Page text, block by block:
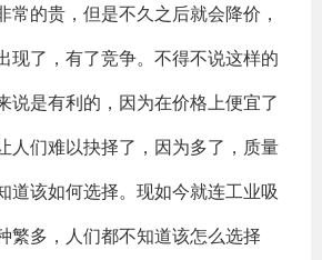
常的贵，但是不久之后就会降价，
现了，有了竞争。不得不说这样的
说是有利的，因为在价格上便宜了
人们难以抉择了，因为多了，质量
道该如何选择。现如今就连工业吸
繁多，人们都不知道该怎么选择